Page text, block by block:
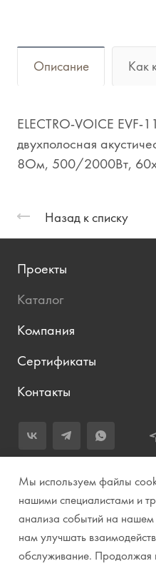
Описание Как
ELECTRO-VOICE
двухполосная
8Ом, 500/2000Вт,
Назад к списку
Проекты
Каталог
Компания
Сертификаты
Контакты
+7 (343) 283-04-11
Заказать звонок
info@prirodazvuka.ru
620144, г. Екатеринбург,
«Весенний», 2 этаж,
Мы используем файлы
нашими специалистами и
анализа событий на нашем
нам улучшать
обслуживание. Продолжая